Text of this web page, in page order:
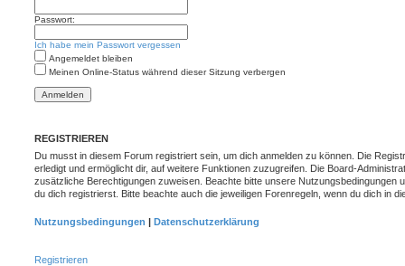
Passwort:
Ich habe mein Passwort vergessen
Angemeldet bleiben
Meinen Online-Status während dieser Sitzung verbergen
REGISTRIEREN
Du musst in diesem Forum registriert sein, um dich anmelden zu können. Die
erledigt und ermöglicht dir, auf weitere Funktionen zuzugreifen. Die Board-
zusätzliche Berechtigungen zuweisen. Beachte bitte unsere Nutzungsbedingungen
du dich registrierst. Bitte beachte auch die jeweiligen Forenregeln, wenn du dich in
Nutzungsbedingungen | Datenschutzerklärung
Registrieren